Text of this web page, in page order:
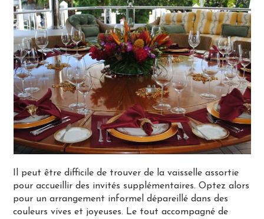
Il peut être difficile de trouver de la vaisselle assortie
pour accueillir des invités supplémentaires. Optez alors
pour un arrangement informel dépareillé dans des
couleurs vives et joyeuses. Le tout accompagné de